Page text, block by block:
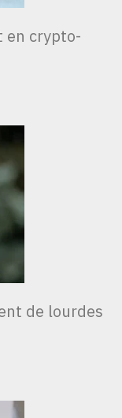
en crypto-
de lourdes